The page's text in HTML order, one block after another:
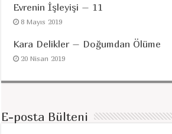
Evrenin İşleyişi – 11
8 Mayıs 2019
Kara Delikler – Doğumdan Ölüme
20 Nisan 2019
E-posta Bülteni